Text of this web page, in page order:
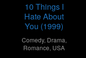
10 Things I
Hate About
You (1999)
Comedy, Drama,
Romance, USA